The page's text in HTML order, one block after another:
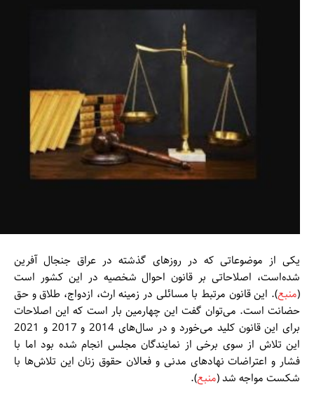
یکی از موضوعاتی که در روزهای گذشته در عراق جنجال آفرین
شده‌است، اصلاحاتی بر قانون احوال شخصیه در این کشور است
(منبع). این قانون مرتبط با مسائلی در زمینه ارث، ازدواج، طلاق و حق
حضانت است. می‌توان گفت این چهارمین بار است که این اصلاحات
برای این قانون کلید می‌خورد و در سال‌های 2014 و 2017 و 2021
این تلاش از سوی برخی از نمایندگان مجلس انجام شده بود اما با
فشار و اعتراضات نهادهای مدنی و فعالان حقوق زنان این تلاش‌ها با
شکست مواجه شد (منبع).